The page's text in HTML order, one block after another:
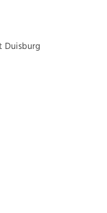
Duisburg